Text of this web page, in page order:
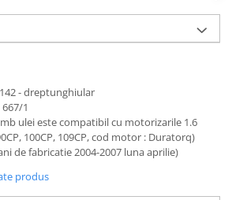
- dreptunghiular
1
ulei este compatibil cu motorizarile 1.6
100CP, 109CP, cod motor : Duratorq)
de fabricatie 2004-2007 luna aprilie)
produs